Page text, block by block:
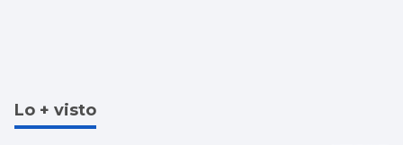
Lo + visto